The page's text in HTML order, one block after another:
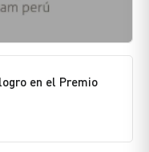
en el Premio